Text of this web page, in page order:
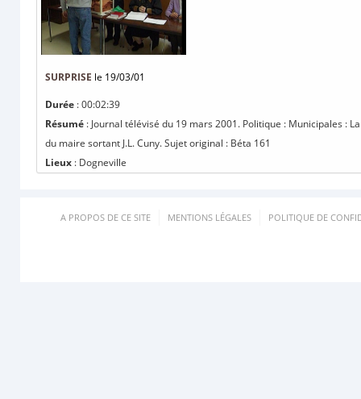
SURPRISE le 19/03/01
Durée : 00:02:39
Résumé : Journal télévisé du 19 mars 2001. Politique : Municipales :
du maire sortant J.L. Cuny. Sujet original : Béta 161
Lieux : Dogneville
A PROPOS DE CE SITE MENTIONS LÉGALES POLITIQUE DE